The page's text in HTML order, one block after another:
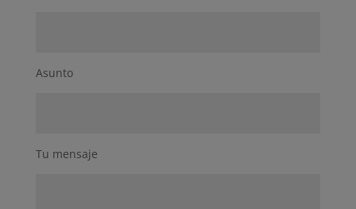
Asunto
Tu mensaje